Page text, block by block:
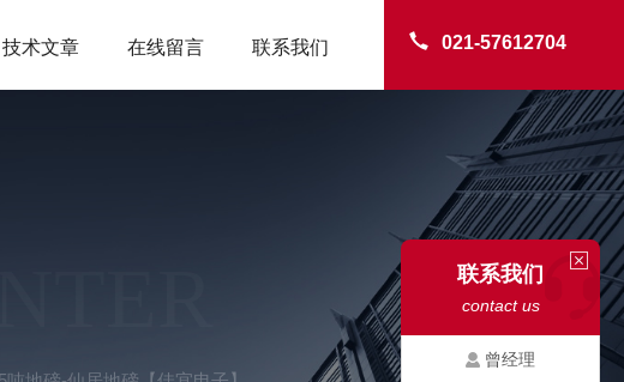
021-57612704
技术文章 在线留言 联系我们
联系我们
contact us
曾经理